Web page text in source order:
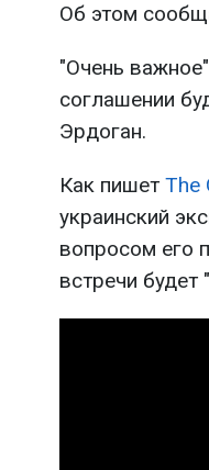
Об этом
"Очень
соглашении
Эрдоган.
Как пишет The
украинский
вопросом его
встречи